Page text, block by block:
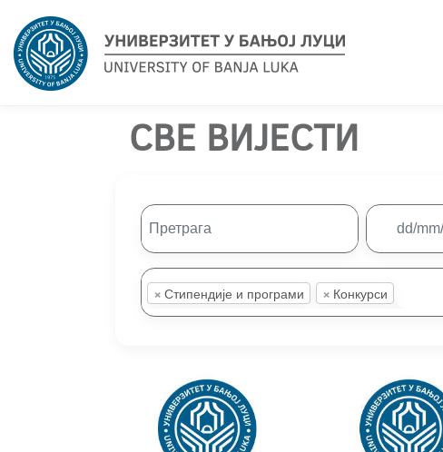
СВЕ ВИЈЕСТИ
× Стипендије и програми × Конкурси